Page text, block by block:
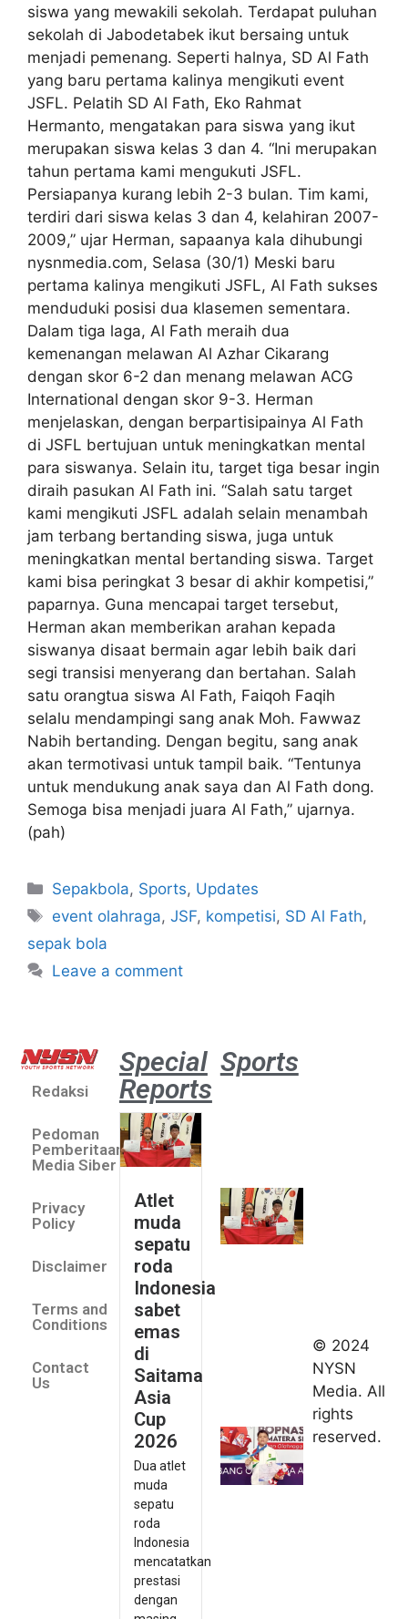
siswa yang mewakili sekolah. Terdapat puluhan
sekolah di Jabodetabek ikut bersaing untuk
menjadi pemenang. Seperti halnya, SD Al Fath
yang baru pertama kalinya mengikuti event
JSFL. Pelatih SD Al Fath, Eko Rahmat
Hermanto, mengatakan para siswa yang ikut
merupakan siswa kelas 3 dan 4. “Ini merupakan
tahun pertama kami mengukuti JSFL.
Persiapanya kurang lebih 2-3 bulan. Tim kami,
terdiri dari siswa kelas 3 dan 4, kelahiran 2007-
2009,” ujar Herman, sapaanya kala dihubungi
nysnmedia.com, Selasa (30/1) Meski baru
pertama kalinya mengikuti JSFL, Al Fath sukses
menduduki posisi dua klasemen sementara.
Dalam tiga laga, Al Fath meraih dua
kemenangan melawan Al Azhar Cikarang
dengan skor 6-2 dan menang melawan ACG
International dengan skor 9-3. Herman
menjelaskan, dengan berpartisipainya Al Fath
di JSFL bertujuan untuk meningkatkan mental
para siswanya. Selain itu, target tiga besar ingin
diraih pasukan Al Fath ini. “Salah satu target
kami mengikuti JSFL adalah selain menambah
jam terbang bertanding siswa, juga untuk
meningkatkan mental bertanding siswa. Target
kami bisa peringkat 3 besar di akhir kompetisi,”
paparnya. Guna mencapai target tersebut,
Herman akan memberikan arahan kepada
siswanya disaat bermain agar lebih baik dari
segi transisi menyerang dan bertahan. Salah
satu orangtua siswa Al Fath, Faiqoh Faqih
selalu mendampingi sang anak Moh. Fawwaz
Nabih bertanding. Dengan begitu, sang anak
akan termotivasi untuk tampil baik. “Tentunya
untuk mendukung anak saya dan Al Fath dong.
Semoga bisa menjadi juara Al Fath,” ujarnya.
(pah)
Sepakbola, Sports, Updates
event olahraga,JSF, kompetisi, SD Al Fath,
sepak bola
Leave a comment
Redaksi
Pedoman
Pemberitaan
Media Siber
Privacy
Policy
Disclaimer
Terms and
Conditions
Contact
Us
Special
Reports
Atlet
muda
sepatu
roda
Indonesia
sabet
emas
di
Saitama
Asia
Cup
2026
Dua atlet
muda
sepatu
roda
Indonesia
mencatatkan
prestasi
dengan
Sports
2026
Indonesia
kirim tiga
lifter
muda ke
Kejuaraan
© 2024
NYSN
Media. All
rights
reserved.